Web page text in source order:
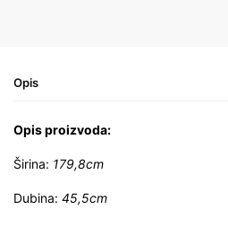
Opis
Opis proizvoda:
Širina: 179,8cm
Dubina: 45,5cm